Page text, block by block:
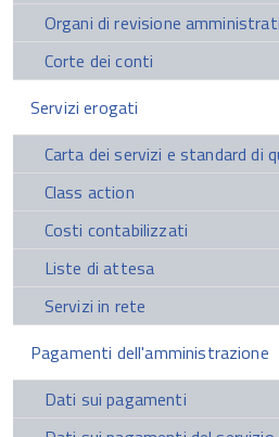
Organi di revisione
Corte dei conti
Servizi erogati
Carta dei servizi e standard di
Class action
Costi contabilizzati
Liste di attesa
Servizi in rete
Pagamenti dell'amministrazione
Dati sui pagamenti